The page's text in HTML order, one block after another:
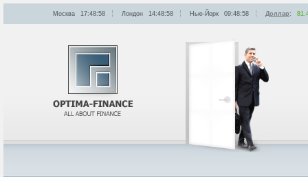
Москва 17:48:58 Лондон 14:48:58 Нью-Йорк 09:48:58 Доллар: